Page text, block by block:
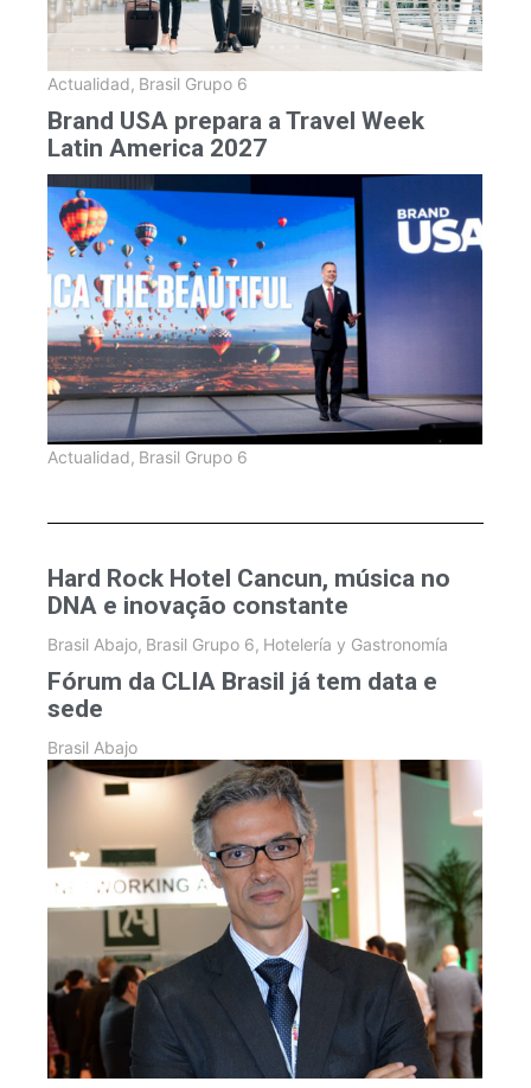
Actualidad, Brasil Grupo 6
Brand USA prepara a Travel Week
Latin America 2027
Actualidad, Brasil Grupo 6
Hard Rock Hotel Cancun, música no
DNA e inovação constante
Brasil Abajo, Brasil Grupo 6, Hotelería y Gastronomía
Fórum da CLIA Brasil já tem data e
sede
Brasil Abajo